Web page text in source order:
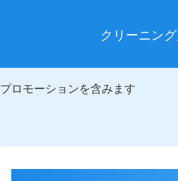
クリーニン
プロモーションを含みます